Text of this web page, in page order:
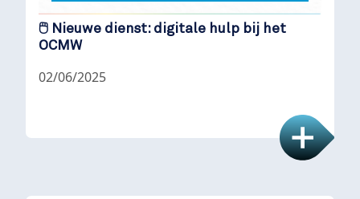
🖱️ Nieuwe dienst: digitale hulp bij het
OCMW
02/06/2025